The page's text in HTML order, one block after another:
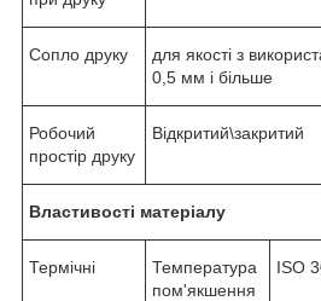
Сопло друку
для якості з
0,5 мм і більше
Робочий
простір друку
Відкритий\закритий
Властивості матеріалу
Термічні
Температура
пом'якшення
ISO